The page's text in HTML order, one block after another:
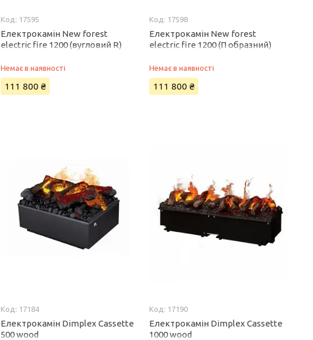
17595
Електрокамін New forest
electric fire 1200 (вугловий R)
Немає в наявності
111 800 ₴
17598
Електрокамін New forest
electric fire 1200 (П образний)
Немає в наявності
111 800 ₴
17184
Електрокамін Dimplex Cassette
500 wood
17190
Електрокамін Dimplex Cassette
1000 wood